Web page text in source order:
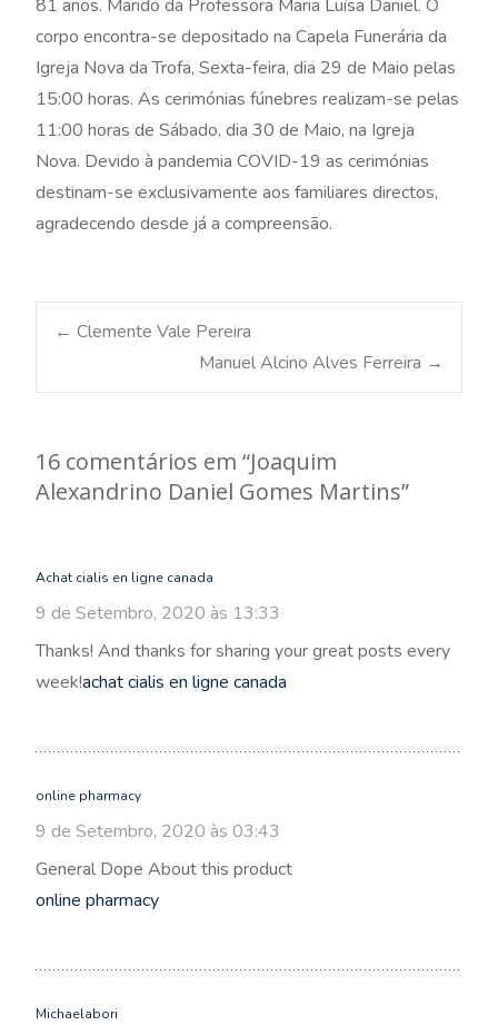
81 anos. Marido da Professora Maria Luísa Daniel. O
corpo encontra-se depositado na Capela Funerária da
Igreja Nova da Trofa, Sexta-feira, dia 29 de Maio pelas
15:00 horas. As cerimónias fúnebres realizam-se pelas
11:00 horas de Sábado, dia 30 de Maio, na Igreja
Nova. Devido à pandemia COVID-19 as cerimónias
destinam-se exclusivamente aos familiares directos,
agradecendo desde já a compreensão.
Post
← Clemente Vale Pereira
Manuel Alcino Alves Ferreira →
16 comentários em “Joaquim
Alexandrino Daniel Gomes Martins”
Achat cialis en ligne canada
9 de Setembro, 2020 às 13:33
Thanks! And thanks for sharing your great posts every
week!achat cialis en ligne canada
online pharmacy
9 de Setembro, 2020 às 03:43
General Dope About this product
online pharmacy
Michaelabori